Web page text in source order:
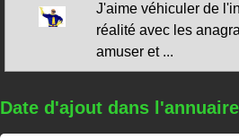
J'aime véhiculer de
réalité avec les
amuser et ...
Date d'ajout dans l'annuaire